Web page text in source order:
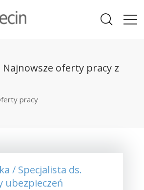
Najnowsze oferty pracy z
pracy
/ Specjalista ds.
ubezpieczeń